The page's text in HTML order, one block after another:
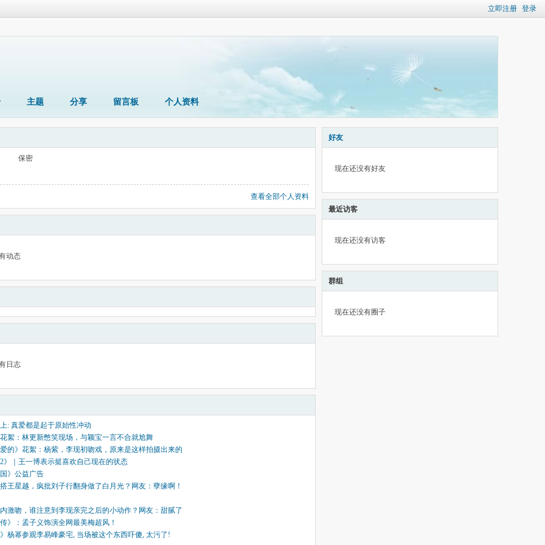
立即注册 登录
主题 分享 留言板 个人资料
保密
查看全部个人资料
动态
日志
: 真爱都是起于原始性冲动
絮：林更新憋笑现场，与颖宝一言不合就尬舞
的》花絮：杨紫，李现初吻戏，原来是这样拍摄出来的
》｜王一博表示挺喜欢自己现在的状态
》公益广告
王星越，疯批刘子行翻身做了白月光？网友：孽缘啊！
激吻，谁注意到李现亲完之后的小动作？网友：甜腻了
》：孟子义饰演全网最美梅超风！
杨幂参观李易峰豪宅, 当场被这个东西吓傻, 太污了!
好友
现在还没有好友
最近访客
现在还没有访客
群组
现在还没有圈子